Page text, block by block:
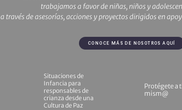
Situaciones de
Infancia para
responsables de
crianza desde una
Cultura de Paz
Protégete a
mism@
trabajamos a favor de niñas, niños y
a través de asesorías, acciones y proyectos dirigidos en
CONOCE MÁS DE NOSOTROS AQUÍ